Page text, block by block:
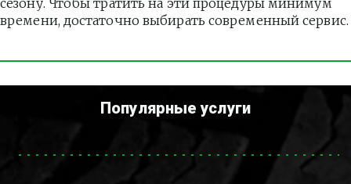
сезону. Чтобы тратить на эти процедуры минимум
времени, достаточно выбирать современный сервис.
Популярные услуги